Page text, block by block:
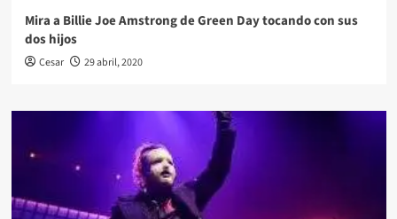
Mira a Billie Joe Amstrong de Green Day tocando con sus
dos hijos
Cesar 29 abril, 2020